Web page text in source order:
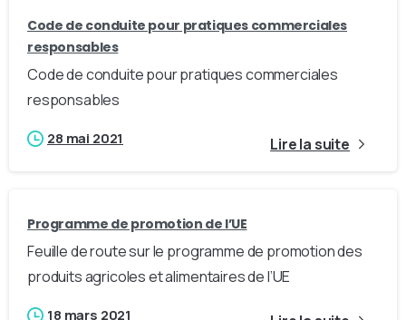
Code de conduite pour pratiques commerciales
responsables
Code de conduite pour pratiques commerciales
responsables
28 mai 2021 Lire la suite
Programme de promotion de l’UE
Feuille de route sur le programme de promotion des
produits agricoles et alimentaires de l’UE
18 mars 2021